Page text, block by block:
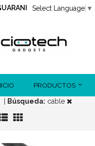
Select Language ▼
PRODUCTOS
Búsqueda: cable